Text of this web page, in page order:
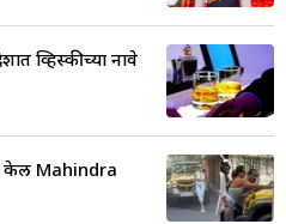
व्हिस्कीच्या नावे
केली Mahindra